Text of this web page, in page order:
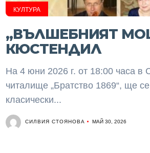
КУЛТУРА
„ВЪЛШЕБНИЯТ
КЮСТЕНДИЛ
На 4 юни 2026 г. от 18:00 часа в
читалище „Братство 1869“, ще
класически...
СИЛВИЯ СТОЯНОВА МАЙ 30, 2026